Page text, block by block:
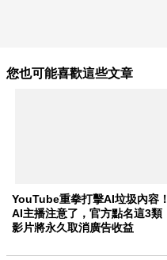
您也可能喜歡這些文章
YouTube重拳打擊AI垃圾內容！
AI主播注意了，官方點名這3類
影片將永久取消廣告收益